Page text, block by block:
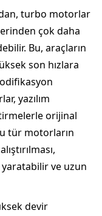
turbo motorlar
çok daha
Bu, araçların
son hızlara
yazılım
orijinal
tür motorların
ve uzun
devir